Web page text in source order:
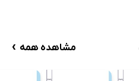
مشاهده همه ›